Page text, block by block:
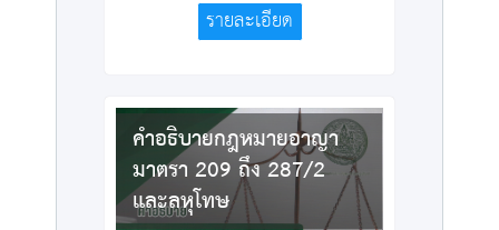
รายละเอียด
คำอธิบายกฎหมายอาญา
มาตรา 209 ถึง 287/2
และลหุโทษ